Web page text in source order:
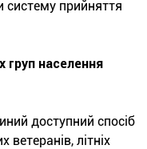
прийняття
груп населення
доступний спосіб
ветеранів, літніх